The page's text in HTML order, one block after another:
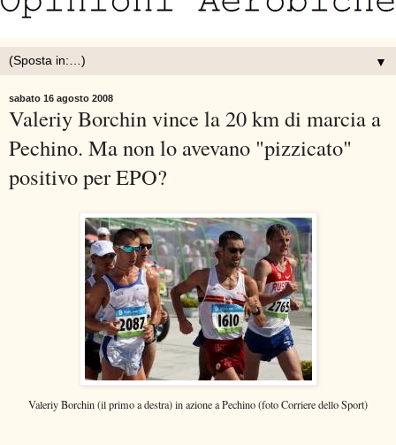
▼
sabato 16 agosto 2008
Valeriy Borchin vince la 20 km di marcia a
Pechino. Ma non lo avevano "pizzicato"
positivo per EPO?
Valeriy Borchin (il primo a destra) in azione a Pechino(foto Corriere dello Sport)